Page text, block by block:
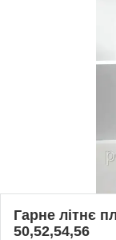
Гарне літнє
50,52,54,56